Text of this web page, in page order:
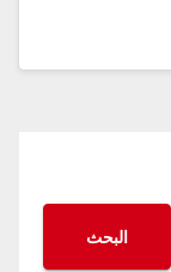
البحث